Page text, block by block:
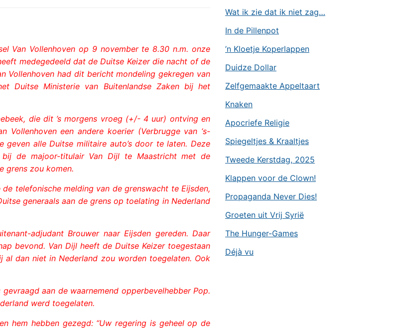
Van Vollenhoven op 9 november te 8.30 n.m. onze
medegedeeld dat de Duitse Keizer die nacht of de
Vollenhoven had dit bericht mondeling gekregen van
Duitse Ministerie van Buitenlandse Zaken bij het
die dit ’s morgens vroeg (+/- 4 uur) ontving en
een andere koerier (Verbrugge van ‘s-
alle Duitse militaire auto’s door te laten. Deze
de majoor-titulair Van Dijl te Maastricht met de
grens zou komen.
telefonische melding van de grenswacht te Eijsden,
generaals aan de grens op toelating in Nederland
adjudant Brouwer naar Eijsden gereden. Daar
bevond. Van Dijl heeft de Duitse Keizer toegestaan
dan niet in Nederland zou worden toegelaten. Ook
aan de waarnemend opperbevelhebber Pop.
werd toegelaten.
hem hebben gezegd: “Uw regering is geheel op de
Wat ik zie dat ik niet zag…
In de Pillenpot
’n Kloetje Koperlappen
Duidze Dollar
Zelfgemaakte Appeltaart
Knaken
Apocriefe Religie
Spiegeltjes & Kraaltjes
Tweede Kerstdag, 2025
Klappen voor de Clown!
Propaganda Never Dies!
Groeten uit Vrij Syrië
The Hunger-Games
Déjà vu